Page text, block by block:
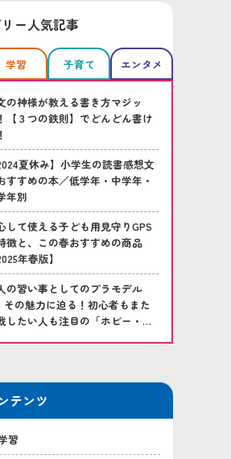
ー人気記事
学習 子育て エンタメ
の神様が教える書き方マジッ
【３つの鉄則】でどんどん書け
夏休み】小学生の読書感想文
すすめの本／低学年・中学年・
年別
して使える子ども用見守りGPS
徴と、この春おすすめの商品
年春版】
の習い事としてのプラモデル
の魅力に迫る！初心者もまた
したい人も注目の「ホビー・プ
テンツ
習